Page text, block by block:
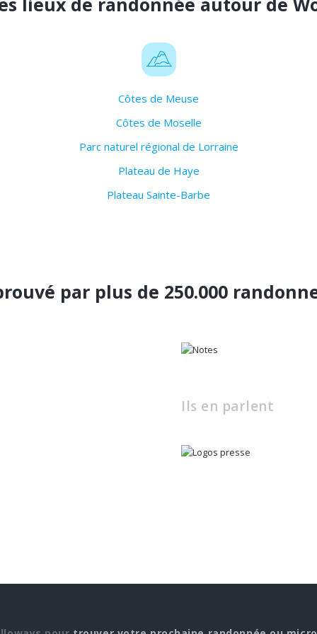
Côtes de Meuse
Côtes de Moselle
Parc naturel régional de Lorraine
Plateau de Haye
Plateau Sainte-Barbe
par plus de 250.000
Ils en parlent